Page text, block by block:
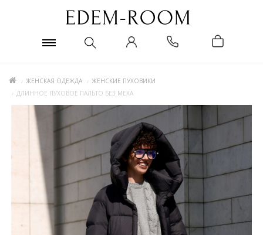
ЖЕНСКАЯ ОДЕЖДА
ЖЕНСКИЕ ПУХОВИКИ
ДЛИННОЕ ПУХОВОЕ ПАЛЬТО БЕЗ МЕХА